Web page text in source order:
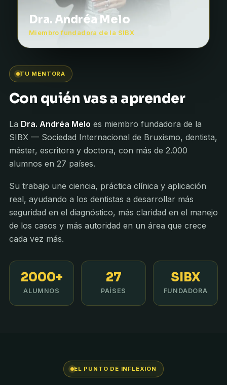
Dra. Andréa Melo
Miembro fundadora de la SIBX
TU MENTORA
Con quién vas a aprender
La Dra. Andréa Melo es miembro fundadora de la
SIBX — Sociedad Internacional de Bruxismo, dentista,
máster, escritora y doctora, con más de 2.000
alumnos en 27 países.
Su trabajo une ciencia, práctica clínica y aplicación
real, ayudando a los dentistas a desarrollar más
seguridad en el diagnóstico, más claridad en el manejo
de los casos y más autoridad en un área que crece
cada vez más.
2000+
ALUMNOS
27
PAÍSES
SIBX
FUNDADORA
EL PUNTO DE INFLEXIÓN